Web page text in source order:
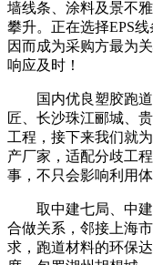
墙线条、涂料及景不
攀升。正在选择EPS
因而成为采购方最为
响应及时！
国内优良塑胶跑道
匠、长沙珠江郦城、
工程，接下来我们就
产厂家，适配分歧工
事，不只会影响利用体
取中建七局、中建
合做关系，邻接上海
求，跑道材料的环保